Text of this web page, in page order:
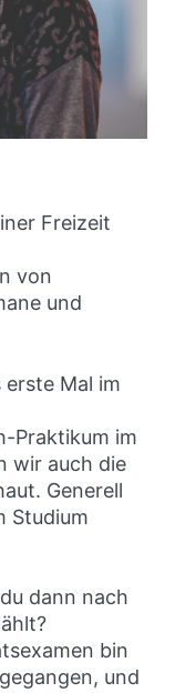
Freizeit
von
und
Mal im
Praktikum im
wir auch die
Generell
Studium
dann nach
bin
und